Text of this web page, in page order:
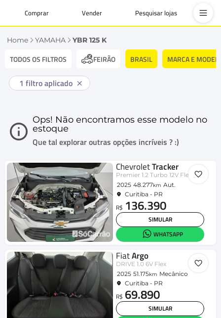
Comprar Vender Pesquisar lojas
Home YAMAHA YBR 125 K
TODOS OS FILTROS FEIRÃO BRASIL MARCA E
1 filtro aplicado
Ops! Não encontramos esse modelo no
estoque
Que tal explorar outras opções incríveis ? :)
ChevroletTracker
Premier 1.2 Turbo 12V Flex Aut.
2025 48.277km Aut.
Curitiba - PR
R$ 136.390
SIMULAR
WHATSAPP
FiatArgo
DRIVE 1.0 6V Flex
2025 51.175km Mecânico
Curitiba - PR
R$ 69.890
SIMULAR